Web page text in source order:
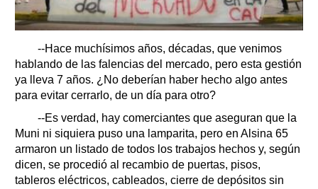
--Hace muchísimos años, décadas, que venimos
hablando de las falencias del mercado, pero esta gestión
ya lleva 7 años. ¿No deberían haber hecho algo antes
para evitar cerrarlo, de un día para otro?
--Es verdad, hay comerciantes que aseguran que la
Muni ni siquiera puso una lamparita, pero en Alsina 65
armaron un listado de todos los trabajos hechos y, según
dicen, se procedió al recambio de puertas, pisos,
tableros eléctricos, cableados, cierre de depósitos sin